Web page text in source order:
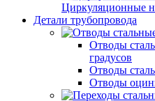
Циркуляционные
Детали трубопровода
Отводы
градусов
Отводы
Отводы